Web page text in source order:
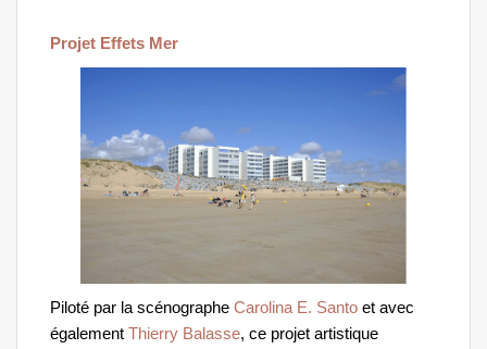
Projet Effets Mer
Piloté par la scénographe Carolina E. Santo et avec
également Thierry Balasse, ce projet artistique